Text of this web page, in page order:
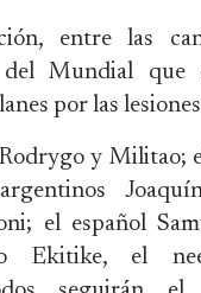
entre las
del Mundial que
por las
y Militao;
el español
Ekitike, el